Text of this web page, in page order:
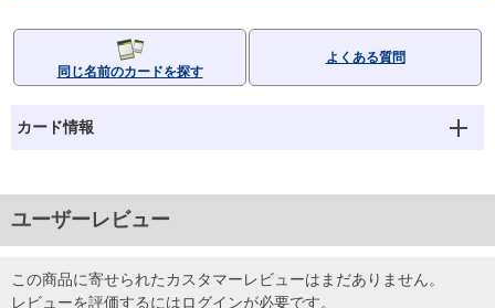
同じ名前のカードを探す
よくある質問
カード情報
ユーザーレビュー
この商品に寄せられたカスタマーレビューはまだありません。
レビューを評価するにはログインが必要です。